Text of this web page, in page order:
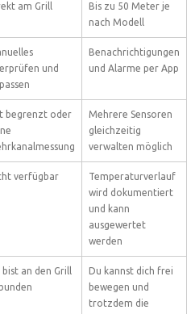
am Grill
Bis zu 50 Meter je
nach Modell
und
Benachrichtigungen
und Alarme per App
begrenzt oder
Mehrere Sensoren
gleichzeitig
verwalten möglich
verfügbar
Temperaturverlauf
wird dokumentiert
und kann
ausgewertet
werden
bist an den Grill
Du kannst dich frei
bewegen und
trotzdem die